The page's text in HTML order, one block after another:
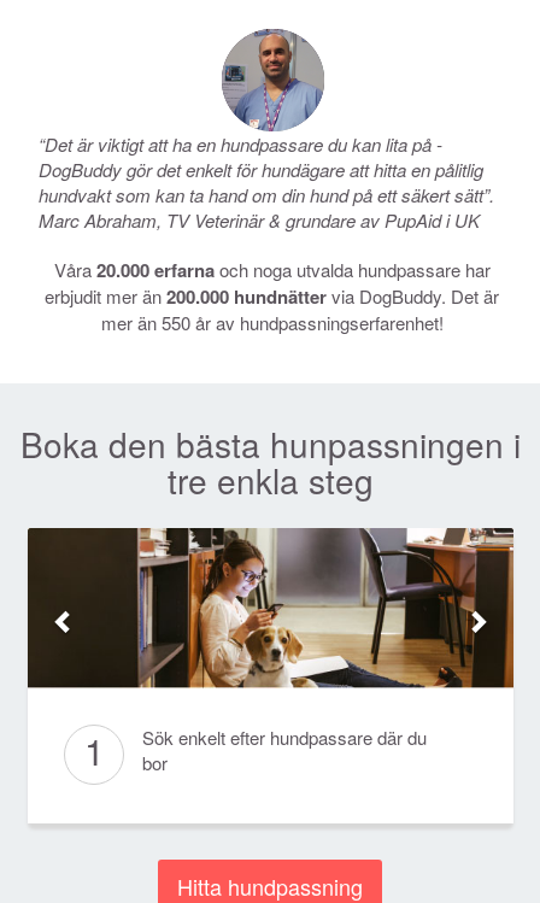
“Det är viktigt att ha en hundpassare du kan lita på -
DogBuddy gör det enkelt för hundägare att hitta en pålitlig
hundvakt som kan ta hand om din hund på ett säkert sätt”.
Marc Abraham, TV Veterinär & grundare av PupAid i UK
Våra20.000 erfarnaoch noga utvalda hundpassare har
erbjudit mer än200.000 hundnättervia DogBuddy. Det är
mer än 550 år av hundpassningserfarenhet!
Boka den bästa hunpassningen i
tre enkla steg
1
Sök enkelt efter hundpassare där du
bor
Previous Next
Hitta hundpassning